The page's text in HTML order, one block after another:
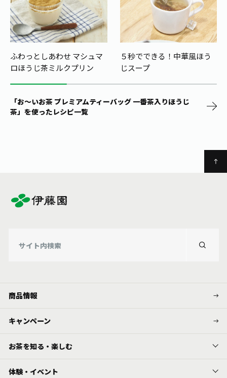
ふわっとしあわせ マシュマ
ロほうじ茶ミルクプリン
５秒でできる！中華風ほう
じスープ
「お～いお茶 プレミアムティーバッグ 一番茶入りほうじ
茶」を使ったレシピ一覧
商品情報
キャンペーン
お茶を知る・楽しむ
体験・イベント